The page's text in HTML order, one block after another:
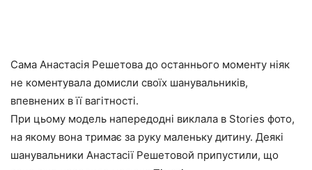
Сама Анастасія Решетова до останнього моменту ніяк
не коментувала домисли своїх шанувальників,
впевнених в її вагітності.
При цьому модель напередодні виклала в Stories фото,
на якому вона тримає за руку маленьку дитину. Деякі
шанувальники Анастасії Решетовой припустили, що